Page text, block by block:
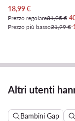
Prezzo attuale
18,99€
Prezzo regolare31,95 €-
Prezzo più basso21,99 €-
Altri utenti
Bambini Gap